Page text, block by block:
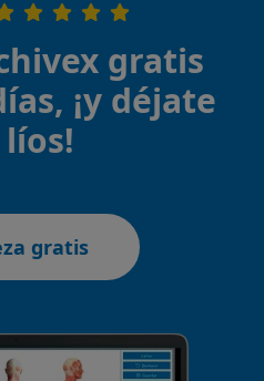
gratis
¡y déjate
gratis